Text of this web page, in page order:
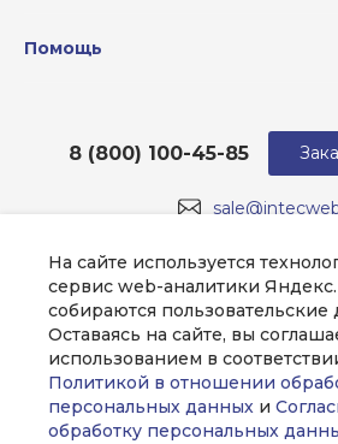
На сайте используется
сервис web-аналитики
собираются пользовательские
Оставаясь на сайте, вы
использованием в
Политикой в отношении
персональных данных и
обработку персональных
Помощь
8 (800) 100-45-85
г. Москва, ул.